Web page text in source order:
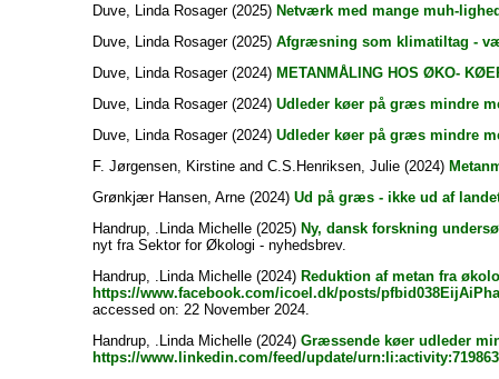
Duve, Linda Rosager(2025) Netværk med mange muh-
Duve, Linda Rosager(2025)Afgræsning som klimatiltag -
Duve, Linda Rosager(2024) METANMÅLING HOS ØKO-
Duve, Linda Rosager(2024)Udleder køer på græs mindre
Duve, Linda Rosager(2024)Udleder køer på græs mindre
F. Jørgensen, Kirstine andC.S.Henriksen, Julie (2024)
Grønkjær Hansen, Arne (2024)Ud på græs - ikke ud af
Handrup, .Linda Michelle (2025) Ny, dansk forskning
nyt fra Sektor for Økologi - nyhedsbrev.
Handrup, .Linda Michelle (2024) Reduktion af metan fra
https://www.facebook.com/icoel.dk/posts/
accessed on: 22 November 2024.
Handrup, .Linda Michelle (2024)Græssende køer udleder
https://www.linkedin.com/feed/update/